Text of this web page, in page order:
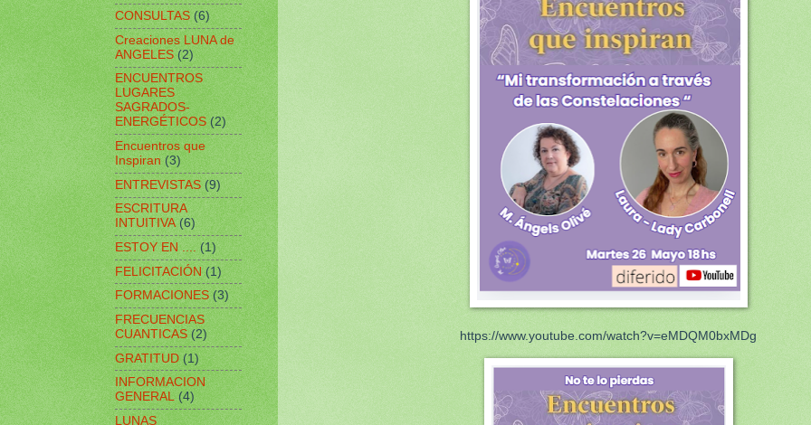
https://www.youtube.com/watch?v=eMDQM0bxMDg
CONSULTAS (6)
Creaciones LUNA de
ANGELES (2)
ENCUENTROS
LUGARES
SAGRADOS-
ENERGÉTICOS (2)
Encuentros que
Inspiran (3)
ENTREVISTAS (9)
ESCRITURA
INTUITIVA (6)
ESTOY EN .... (1)
FELICITACIÓN (1)
FORMACIONES (3)
FRECUENCIAS
CUANTICAS (2)
GRATITUD (1)
INFORMACION
GENERAL (4)
LUNAS